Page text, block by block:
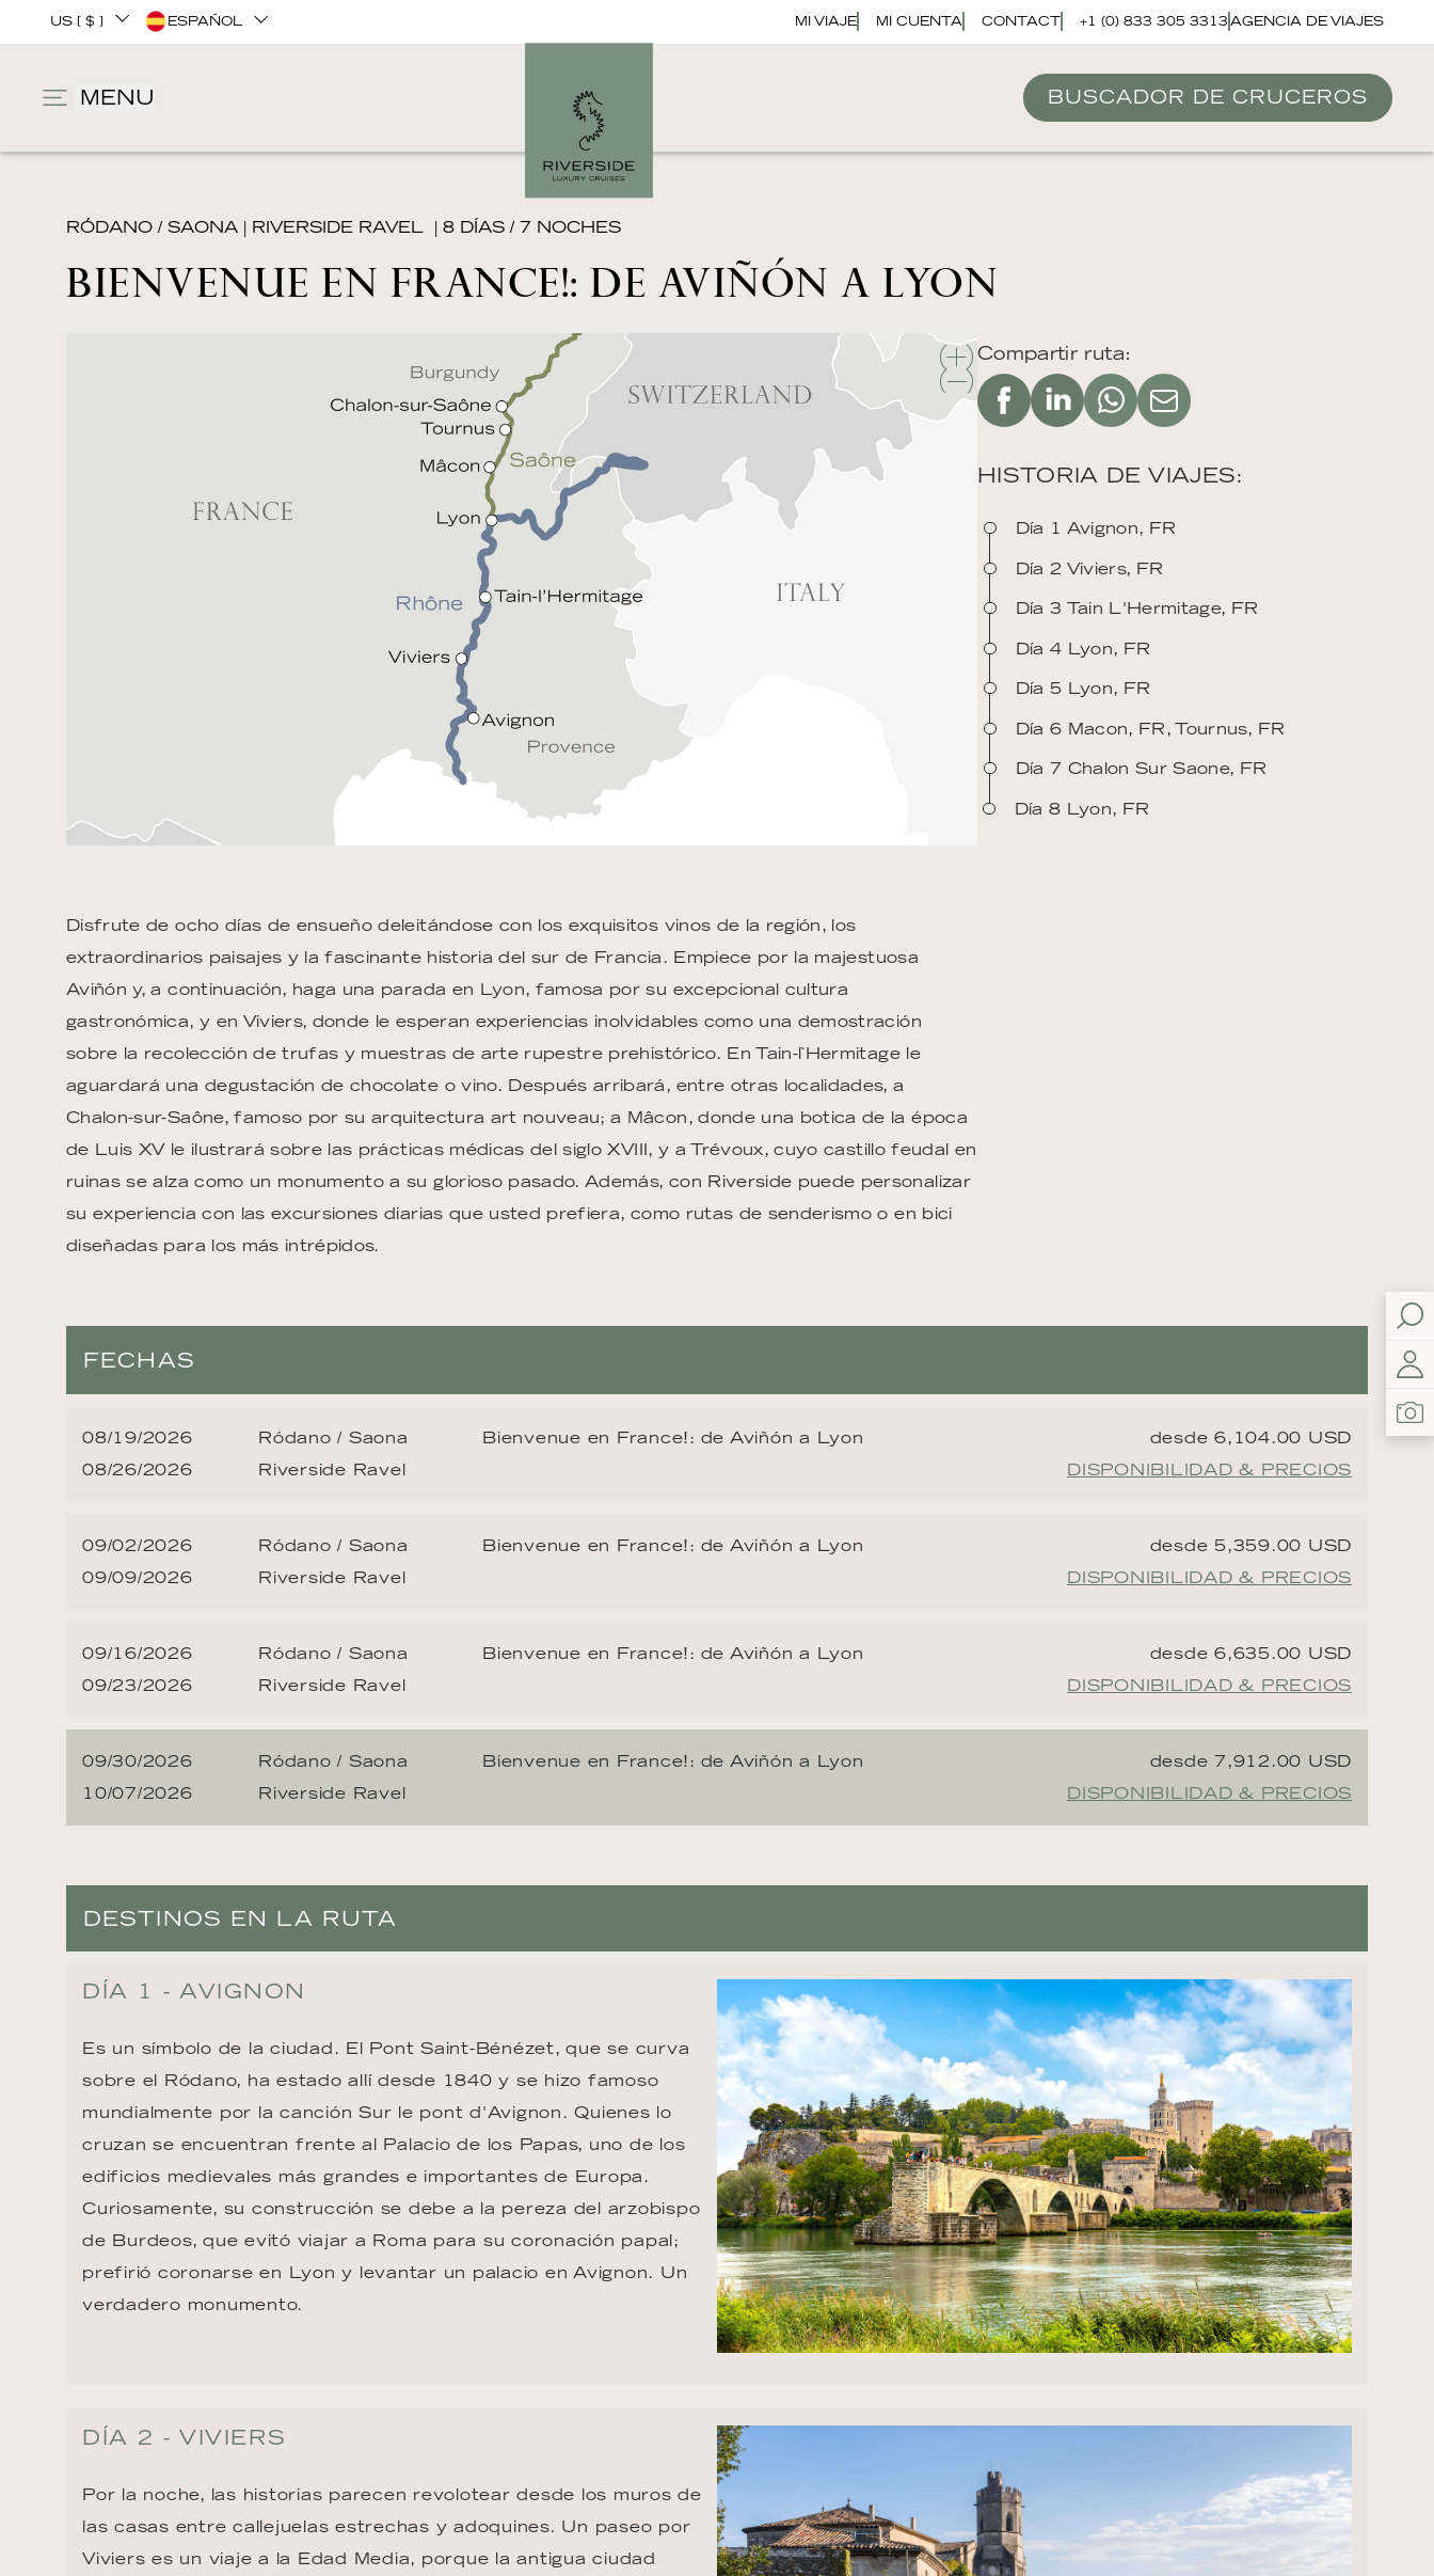
US [ $ ] ESPAÑOL MI VIAJE MI CUENTA CONTACT +1 (0) 833 305 3313 AGENCIA DE VIAJES
MENU BUSCADOR DE CRUCEROS
RÓDANO / SAONA | RIVERSIDE RAVEL | 8 DÍAS / 7 NOCHES
BIENVENUE EN FRANCE!: DE AVIÑÓN A LYON
Compartir ruta:
HISTORIA DE VIAJES:
Día 1 Avignon, FR
Día 2 Viviers, FR
Día 3 Tain L'Hermitage, FR
Día 4 Lyon, FR
Día 5 Lyon, FR
Día 6 Macon, FR, Tournus, FR
Día 7 Chalon Sur Saone, FR
Día 8 Lyon, FR
Disfrute de ocho días de ensueño deleitándose con los exquisitos vinos de la región, los
extraordinarios paisajes y la fascinante historia del sur de Francia. Empiece por la majestuosa
Aviñón y, a continuación, haga una parada en Lyon, famosa por su excepcional cultura
gastronómica, y en Viviers, donde le esperan experiencias inolvidables como una demostración
sobre la recolección de trufas y muestras de arte rupestre prehistórico. En Tain-l`Hermitage le
aguardará una degustación de chocolate o vino. Después arribará, entre otras localidades, a
Chalon-sur-Saône, famoso por su arquitectura art nouveau; a Mâcon, donde una botica de la época
de Luis XV le ilustrará sobre las prácticas médicas del siglo XVIII, y a Trévoux, cuyo castillo feudal en
ruinas se alza como un monumento a su glorioso pasado. Además, con Riverside puede personalizar
su experiencia con las excursiones diarias que usted prefiera, como rutas de senderismo o en bici
diseñadas para los más intrépidos.
FECHAS
08/19/2026
08/26/2026
Ródano / Saona
Riverside Ravel
Bienvenue en France!: de Aviñón a Lyon
desde 6,104.00 USD
DISPONIBILIDAD & PRECIOS
09/02/2026
09/09/2026
Ródano / Saona
Riverside Ravel
Bienvenue en France!: de Aviñón a Lyon
desde 5,359.00 USD
DISPONIBILIDAD & PRECIOS
09/16/2026
09/23/2026
Ródano / Saona
Riverside Ravel
Bienvenue en France!: de Aviñón a Lyon
desde 6,635.00 USD
DISPONIBILIDAD & PRECIOS
09/30/2026
10/07/2026
Ródano / Saona
Riverside Ravel
Bienvenue en France!: de Aviñón a Lyon
desde 7,912.00 USD
DISPONIBILIDAD & PRECIOS
DESTINOS EN LA RUTA
DÍA 1 - AVIGNON
Es un símbolo de la ciudad. El Pont Saint-Bénézet, que se curva
sobre el Ródano, ha estado allí desde 1840 y se hizo famoso
mundialmente por la canción Sur le pont d'Avignon. Quienes lo
cruzan se encuentran frente al Palacio de los Papas, uno de los
edificios medievales más grandes e importantes de Europa.
Curiosamente, su construcción se debe a la pereza del arzobispo
de Burdeos, que evitó viajar a Roma para su coronación papal;
prefirió coronarse en Lyon y levantar un palacio en Avignon. Un
verdadero monumento.
DÍA 2 - VIVIERS
Por la noche, las historias parecen revolotear desde los muros de
las casas entre callejuelas estrechas y adoquines. Un paseo por
Viviers es un viaje a la Edad Media, porque la antigua ciudad